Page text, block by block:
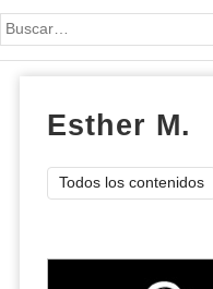
Palabra o frase:
Esther M.
Todos los contenidos